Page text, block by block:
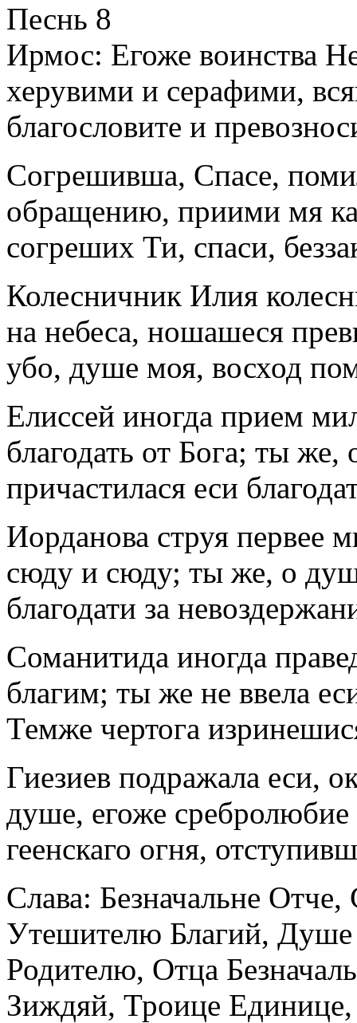
Песнь 8
Ирмос: Егоже воинства
херувими и серафими,
благословите и
Согрешивша, Спасе,
обращению, приими мя
согреших Ти, спаси,
Колесничник Илия
на небеса, ношашеся
убо, душе моя, восход
Елиссей иногда прием
благодать от Бога; ты
причастилася еси
Иорданова струя первее
сюду и сюду; ты же, о
благодати за
Соманитида иногда
благим; ты же не ввела
Темже чертога
Гиезиев подражала еси,
душе, егоже сребролюбие
геенскаго огня,
Слава: Безначальне
Утешителю Благий,
Родителю, Отца
Зиждяй, Троице